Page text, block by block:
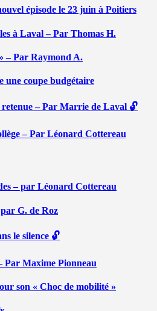
épisode le 23 juin à Poitiers
à Laval – Par Thomas H.
– Par Raymond A.
une coupe budgétaire
retenue – Par Marrie de Laval 🔓
– Par Léonard Cottereau
– par Léonard Cottereau
G. de Roz
le silence 🔓
Par Maxime Pionneau
son « Choc de mobilité »